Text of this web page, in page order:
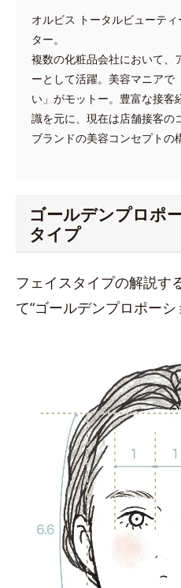
オルビス トータルビューティ
ター。
複数の化粧品会社において、
ーとして活躍。美容マニアで
い」がモットー。豊富な接客
識を元に、現在は店舗接客の
ブランドの美容コンセプトの
ゴールデンプロポ
タイプ
フェイスタイプの解説す
て“ゴールデンプロポーシ